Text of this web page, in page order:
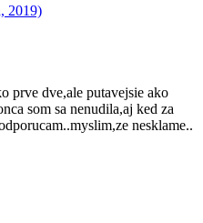
2019)
prve dve,ale putavejsie ako
som sa nenudila,aj ked za
nesklame..